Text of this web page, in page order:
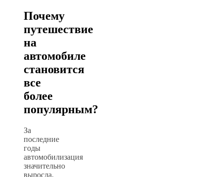
Почему
путешествие
на
автомобиле
становится
все
более
популярным?
За
последние
годы
автомобилизация
значительно
выросла,